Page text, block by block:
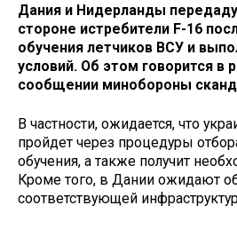
Дания и Нидерланды
стороне истребители F-16
обучения летчиков ВСУ и
условий. Об этом говорится в
сообщении минобороны
В частности, ожидается, что
пройдет через процедуры
обучения, а также получит
Кроме того, в Дании ожидают
соответствующей